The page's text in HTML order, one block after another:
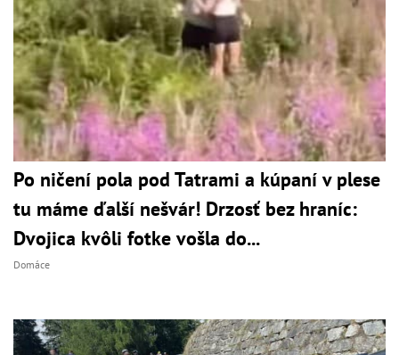
Po ničení pola pod Tatrami a kúpaní v plese
tu máme ďalší nešvár! Drzosť bez hraníc:
Dvojica kvôli fotke vošla do...
Domáce